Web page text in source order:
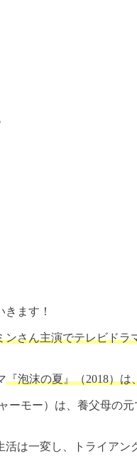
ます！
さん主演でテレビド
『泡沫の夏』（2018）
モー）は、養父母の
は一変し、トライアン